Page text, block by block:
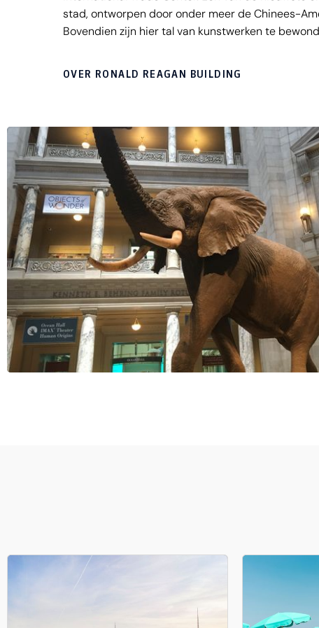
stad, ontworpen door onder meer de Chinees-
Bovendien zijn hier tal van kunstwerken te
OVER RONALD REAGAN BUILDING